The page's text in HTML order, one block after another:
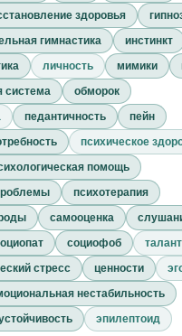
здоровья
гимнастика
инстинкт
личность мимики
система
обморок
педантичность
пейн
психическое
помощь
психотерапия
самооценка
социофоб
талант
стресс ценности
нестабильность
эпилептоид